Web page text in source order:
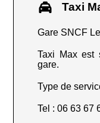
Taxi
Gare SNCF
Taxi Max est
gare.
Type de
Tel : 06 63 67